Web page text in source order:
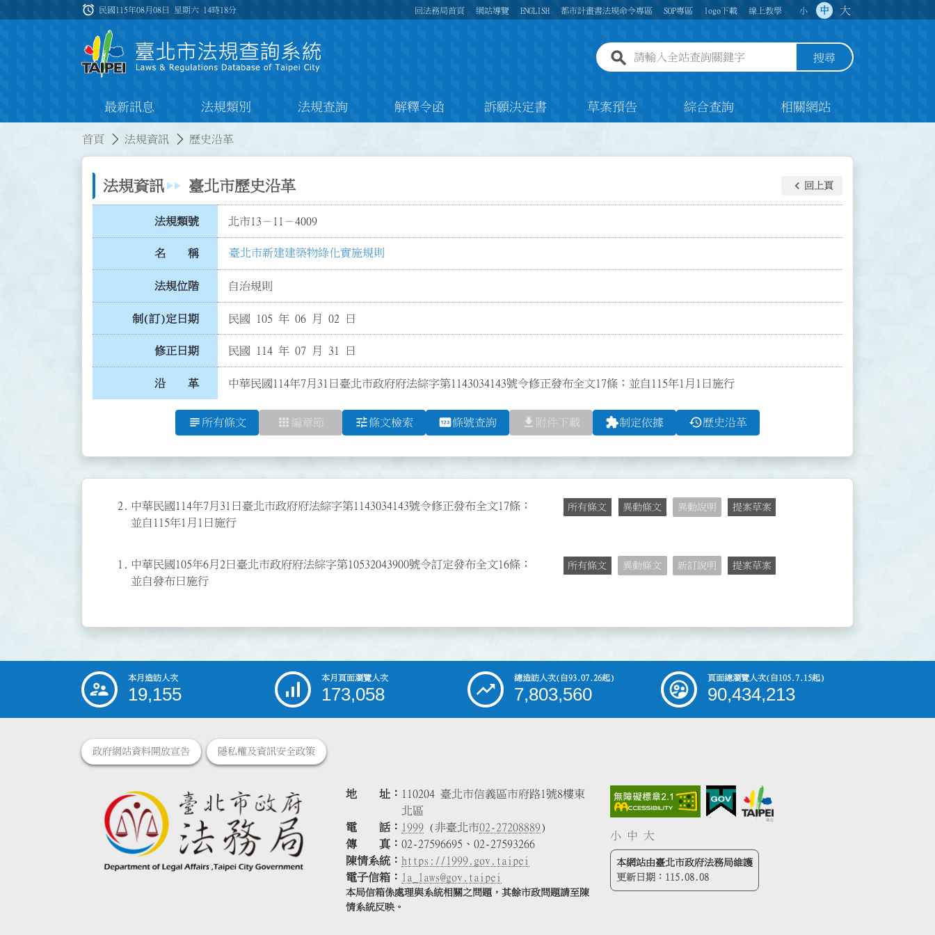
:::
alarm 民國115年08月08日 星期六 14時18分 回法務局首頁 網站導覽 ENGLISH 都市計畫書法規命令專區 SOP專區 logo下載 線上教學 小 中 大
全站查詢關鍵字欄位 搜尋
最新訊息 法規類別 法規查詢 解釋令函 訴願決定書 草案預告 綜合查詢 相關網站
首頁 法規資訊 歷史沿革
法規資訊 臺北市歷史沿革 keyboard_arrow_left 回上頁
法規類號 北市13－11－4009
名 稱 臺北市新建建築物綠化實施規則
法規位階 自治規則
制(訂)定日期 民國 105 年 06 月 02 日
修正日期 民國 114 年 07 月 31 日
沿 革 中華民國114年7月31日臺北市政府府法綜字第1143034143號令修正發布全文17條；並自115年1月1日施行
subject 所有條文 apps 編章節 tune條文檢索 pin條號查詢 file_download 附件下載 extension制定依據 history歷史沿革
2.
中華民國114年7月31日臺北市政府府法綜字第1143034143號令修正發布全文17條；
並自115年1月1日施行
所有條文 異動條文 異動說明 提案草案
1.
中華民國105年6月2日臺北市政府府法綜字第10532043900號令訂定發布全文16條；
並自發布日施行
所有條文 異動條文 新訂說明 提案草案
::: 本月造訪人次
19,155
本月頁面瀏覽人次
173,058
總造訪人次(自93.07.26起)
7,803,560
頁面總瀏覽人次(自105.7.15起)
90,434,213
政府網站資料開放宣告 隱私權及資訊安全政策
地 址
110204 臺北市信義區市府路1號8樓東
北區
電 話
1999 (非臺北市02-27208889)
傳 真
02-27596695、02-27593266
陳情系統
https://1999.gov.taipei
電子信箱
la_laws@gov.taipei
本局信箱係處理與系統相關之問題，其餘市政問題請至陳
情系統反映。
小 中 大
本網站由臺北市政府法務局維護
更新日期： 115.08.08